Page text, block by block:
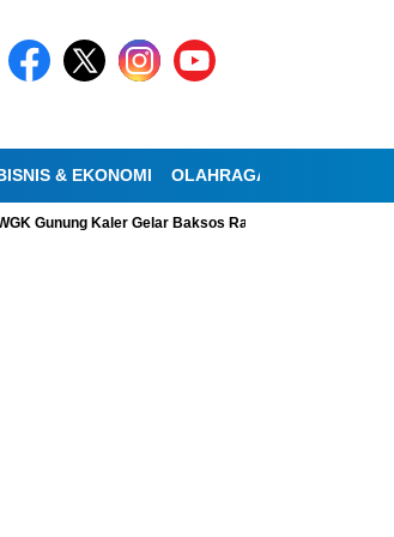
& EKONOMI OLAHRAGA
Gunung Kaler Gelar Baksos Ramadan, Bantu Lansia